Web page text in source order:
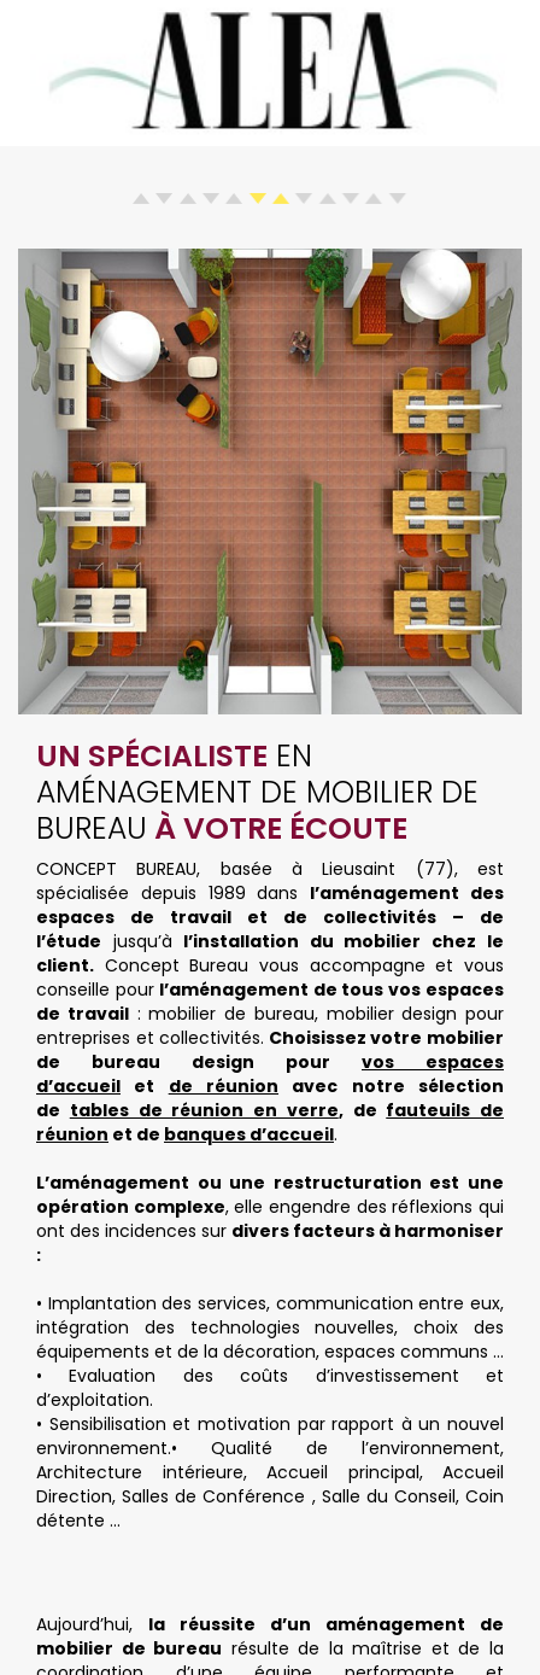
UN SPÉCIALISTE EN
AMÉNAGEMENT DE MOBILIER DE
BUREAU À VOTRE ÉCOUTE
CONCEPT BUREAU, basée à Lieusaint (77), est
spécialisée depuis 1989 dans l’aménagement des
espaces de travail et de collectivités – de
l’étude jusqu’à l’installation du mobilier chez le
client. Concept Bureau vous accompagne et vous
conseille pourl’aménagement de tous vos espaces
de travail: mobilier de bureau, mobilier design pour
entreprises et collectivités. Choisissez votre mobilier
de bureau design pour vos espaces
d’accueil et de réunion avec notre sélection
de tables de réunion en verre, de fauteuils de
réunion et de banques d’accueil.
L’aménagement ou une restructuration est une
opération complexe, elle engendre des réflexions qui
ont des incidences sur divers facteurs à harmoniser
:
• Implantation des services, communication entre eux,
intégration des technologies nouvelles, choix des
équipements et de la décoration, espaces communs …
• Evaluation des coûts d’investissement et
d’exploitation.
• Sensibilisation et motivation par rapport à un nouvel
environnement.• Qualité de l’environnement,
Architecture intérieure, Accueil principal, Accueil
Direction, Salles de Conférence , Salle du Conseil, Coin
détente …
Aujourd’hui, la réussite d’un aménagement de
mobilier de bureau résulte de la maîtrise et de la